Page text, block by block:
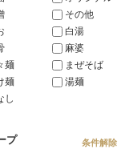
麺
麺
し
その他
白湯
麻婆
まぜそば
湯麺
条件解除